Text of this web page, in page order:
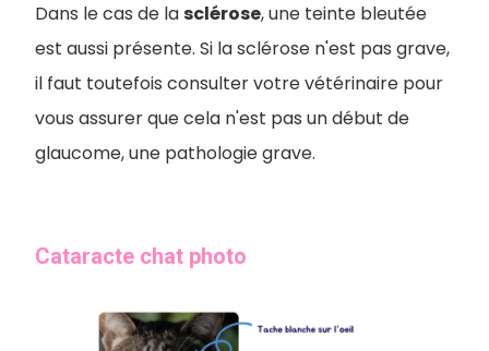
Dans le cas de lasclérose, une teinte bleutée
est aussi présente. Si la sclérose n'est pas grave,
il faut toutefois consulter votre vétérinaire pour
vous assurer que cela n'est pas un début de
glaucome, une pathologie grave.
Cataracte chat photo